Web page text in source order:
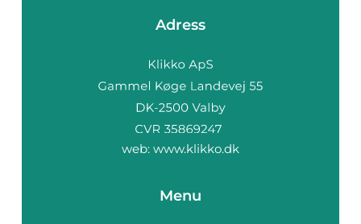
Adress
web: www.klikko.dk
Menu